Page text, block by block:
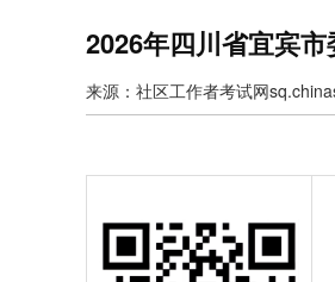
2026年四川省宜宾
来源：社区工作者考试网